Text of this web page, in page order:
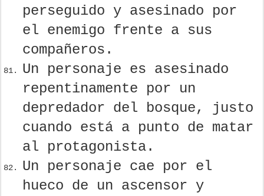
perseguido y asesinado por
el enemigo frente a sus
compañeros.
Un personaje es asesinado
repentinamente por un
depredador del bosque, justo
cuando está a punto de matar
al protagonista.
Un personaje cae por el
hueco de un ascensor y